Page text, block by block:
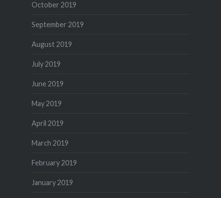
October 2019
September 2019
August 2019
July 2019
June 2019
May 2019
April 2019
March 2019
February 2019
January 2019